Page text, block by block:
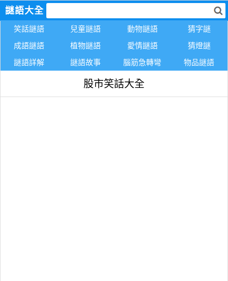
謎語大全
笑話謎語 兒童謎語 動物謎語
猜字謎
成語謎語
植物謎語 愛情謎語
猜燈謎
謎語詳解
謎語故事 腦筋急轉彎 物品謎語
股市笑話大全